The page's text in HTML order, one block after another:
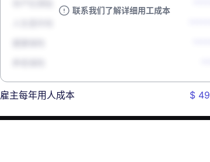
联系我们了解详细用工成本
雇主每年用人成本 $